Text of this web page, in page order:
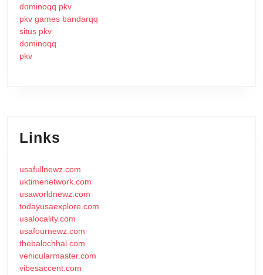
dominoqq pkv
pkv games bandarqq
situs pkv
dominoqq
pkv
Links
usafullnewz.com
uktimenetwork.com
usaworldnewz.com
todayusaexplore.com
usalocality.com
usafournewz.com
thebalochhal.com
vehicularmaster.com
vibesaccent.com